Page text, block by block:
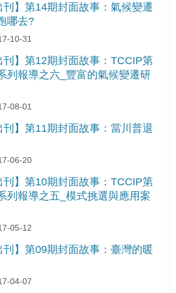
】第14期封面故事：氣候變遷
哪去?
10-31
刊】第12期封面故事：TCCIP第
列報導之六_豐富的氣候變遷研
08-01
】第11期封面故事：當川普退
06-20
刊】第10期封面故事：TCCIP第
列報導之五_模式挑選與應用案
05-12
】第09期封面故事：臺灣的暖
04-07